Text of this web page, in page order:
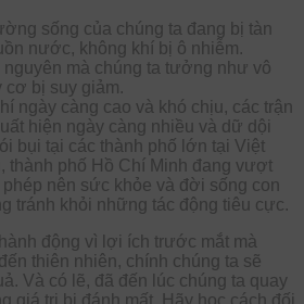
sống của chúng ta đang bị tàn
nước, không khí bị ô nhiễm.
nguyên mà chúng ta tưởng như vô
cơ bị suy giảm.
ngày càng cao và khó chịu, các trận
hiện ngày càng nhiều và dữ dội
bụi tại các thành phố lớn tại Việt
thành phố Hồ Chí Minh đang vượt
nên sức khỏe và đời sống con
tránh khỏi những tác động tiêu cực.
động vì lợi ích trước mắt mà
thiên nhiên, chính chúng ta sẽ
Và có lẽ, đã đến lúc chúng ta quay
giá trị bị đánh mất. Hãy học cách đối